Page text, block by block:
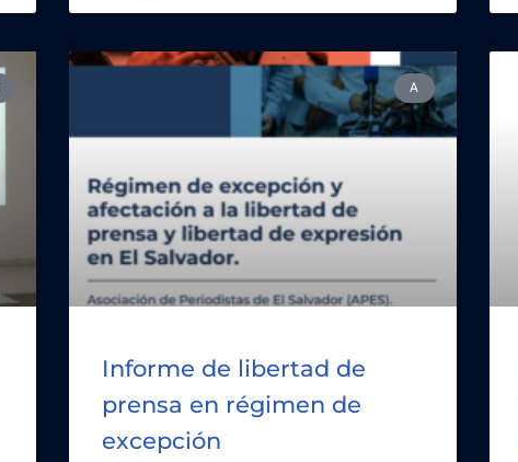
A
Informe de libertad de
prensa en régimen de
excepción